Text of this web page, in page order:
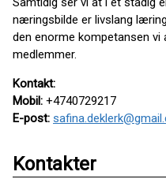
næringsbilde er livslang
den enorme kompetansen vi
medlemmer.
Kontakt:
Mobil: +4740729217
E-post:
Kontakter